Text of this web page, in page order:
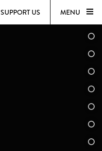
SUPPORT US MENU